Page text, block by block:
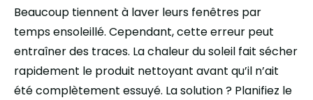
Beaucoup tiennent à laver leurs fenêtres par
temps ensoleillé. Cependant, cette erreur peut
entraîner des traces. La chaleur du soleil fait sécher
rapidement le produit nettoyant avant qu’il n’ait
été complètement essuyé. La solution ? Planifiez le